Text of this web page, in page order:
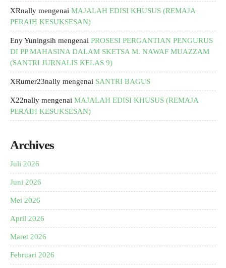
XRnally mengenai MAJALAH EDISI KHUSUS (REMAJA
PERAIH KESUKSESAN)
Eny Yuningsih mengenai PROSESI PERGANTIAN PENGURUS
DI PP MAHASINA DALAM SKETSA M. NAWAF MUAZZAM
(SANTRI JURNALIS KELAS 9)
XRumer23nally mengenai SANTRI BAGUS
X22nally mengenai MAJALAH EDISI KHUSUS (REMAJA
PERAIH KESUKSESAN)
Archives
Juli 2026
Juni 2026
Mei 2026
April 2026
Maret 2026
Februari 2026